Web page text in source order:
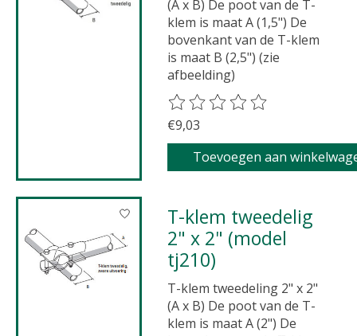
(A x B) De poot van de T-
klem is maat A (1,5") De
bovenkant van de T-klem
is maat B (2,5") (zie
afbeelding)
De beoordeling van dit
€9,03
Toevoegen aan
T-klem tweedelig
2" x 2" (model
tj210)
T-klem tweedeling 2" x 2"
(A x B) De poot van de T-
klem is maat A (2") De